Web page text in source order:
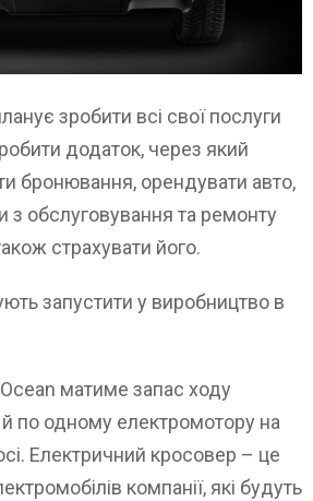
зробити всі свої послуги
додаток, через який
бронювання, орендувати авто,
з обслуговування та ремонту
страхувати його.
запустити у виробництво в
матиме запас ходу
по одному електромотору на
Електричний кросовер – це
компанії, які будуть